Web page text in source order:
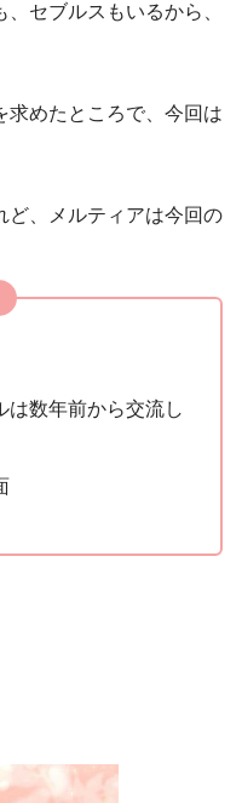
セブルスもいるから、
求めたところで、今回は
ど、メルティアは今回の
は数年前から交流し